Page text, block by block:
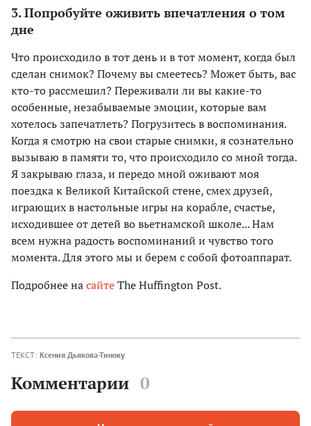
3. Попробуйте оживить впечатления о том
дне
Что происходило в тот день и в тот момент, когда был
сделан снимок? Почему вы смеетесь? Может быть, вас
кто-то рассмешил? Переживали ли вы какие-то
особенные, незабываемые эмоции, которые вам
хотелось запечатлеть? Погрузитесь в воспоминания.
Когда я смотрю на свои старые снимки, я сознательно
вызываю в памяти то, что происходило со мной тогда.
Я закрываю глаза, и передо мной оживают моя
поездка к Великой Китайской стене, смех друзей,
играющих в настольные игры на корабле, счастье,
исходившее от детей во вьетнамской школе... Нам
всем нужна радость воспоминаний и чувство того
момента. Для этого мы и берем с собой фотоаппарат.
Подробнее насайтеThe Huffington Post.
ТЕКСТ: Ксения Дьякова-Тиноку
Комментарии 0